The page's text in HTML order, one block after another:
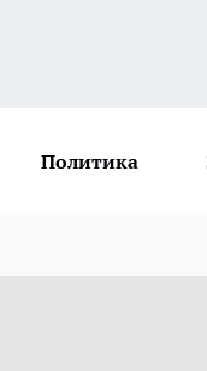
Политика